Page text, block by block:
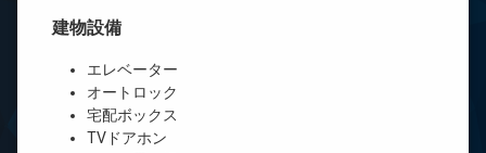
建物設備
エレベーター
オートロック
宅配ボックス
TVドアホン